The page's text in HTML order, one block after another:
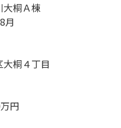
大桐Ａ棟
月
桐４丁目
円